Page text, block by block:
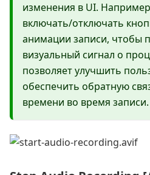
изменения в UI.
включать/отключать
анимации записи, чтобы
визуальный сигнал о
позволяет улучшить
обеспечить обратную
времени во время записи.